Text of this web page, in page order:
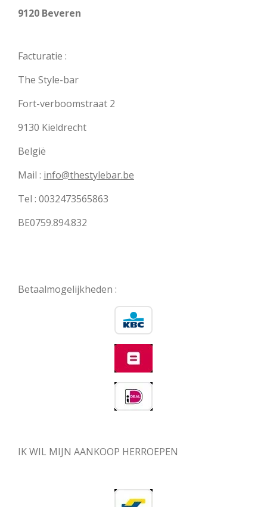
9120 Beveren
Facturatie :
The Style-bar
Fort-verboomstraat 2
9130 Kieldrecht
België
Mail : info@thestylebar.be
Tel : 0032473565863
BE0759.894.832
Betaalmogelijkheden :
IK WIL MIJN AANKOOP HERROEPEN